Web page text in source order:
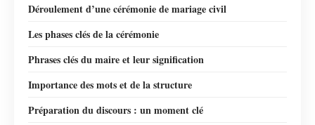
Déroulement d’une cérémonie de mariage civil
Les phases clés de la cérémonie
Phrases clés du maire et leur signification
Importance des mots et de la structure
Préparation du discours : un moment clé